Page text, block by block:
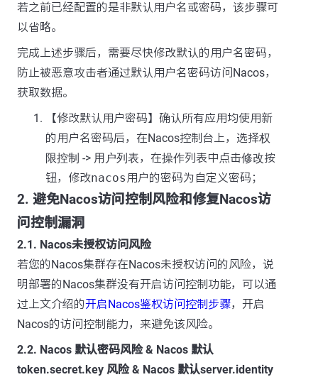
若之前已经配置的是非默认用户名或密码，该步骤可
以省略。
完成上述步骤后，需要尽快修改默认的用户名密码，
防止被恶意攻击者通过默认用户名密码访问Nacos，
获取数据。
【修改默认用户密码】确认所有应用均使用新
的用户名密码后，在Nacos控制台上，选择权
限控制 -> 用户列表，在操作列表中点击修改按
钮，修改nacos用户的密码为自定义密码；
2. 避免Nacos访问控制风险和修复Nacos访
问控制漏洞
2.1. Nacos未授权访问风险
若您的Nacos集群存在Nacos未授权访问的风险，说
明部署的Nacos集群没有开启访问控制功能，可以通
过上文介绍的开启Nacos鉴权访问控制步骤，开启
Nacos的访问控制能力，来避免该风险。
2.2. Nacos 默认密码风险 & Nacos 默认
token.secret.key 风险 & Nacos 默认server.identity